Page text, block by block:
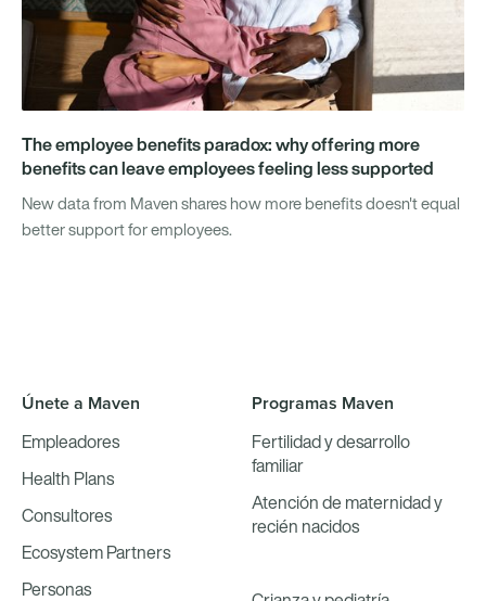
The employee benefits paradox: why offering more
benefits can leave employees feeling less supported
New data from Maven shares how more benefits doesn't equal
better support for employees.
Únete a Maven
Empleadores
Health Plans
Consultores
Ecosystem Partners
Personas
Programas Maven
Fertilidad y desarrollo
familiar
Atención de maternidad y
recién nacidos